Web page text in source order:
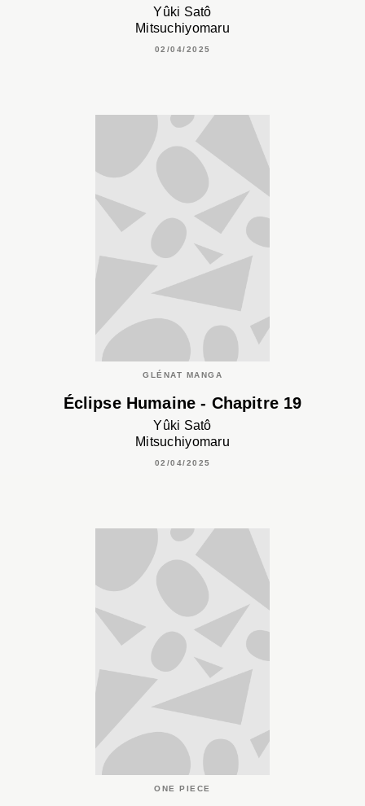
Yûki Satô
Mitsuchiyomaru
02/04/2025
GLÉNAT MANGA
Éclipse Humaine - Chapitre 19
Yûki Satô
Mitsuchiyomaru
02/04/2025
ONE PIECE